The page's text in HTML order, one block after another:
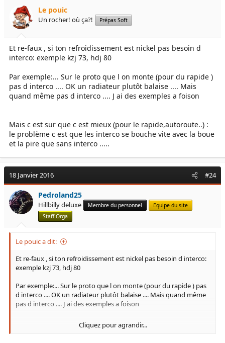
Surtout dans le cas du 3.3 TD qui n'est pas du tout fait pour le
haut regime , ou il est tres mediocre par la même occasion ...
En plus avec un compresseur , plus besoin d'IC !
Le pouic
Un rocher! où ça?! Prépas Soft
Et re-faux , si ton refroidissement est nickel pas besoin d
interco: exemple kzj 73, hdj 80
Par exemple:... Sur le proto que l on monte (pour du rapide )
pas d interco .... OK un radiateur plutôt balaise .... Mais
quand même pas d interco .... J ai des exemples a foison
Mais c est sur que c est mieux (pour le rapide,autoroute..) :
le problème c est que les interco se bouche vite avec la boue
et la pire que sans interco .....
18 Janvier 2016 #24
Pedroland25
Hillbilly deluxe Membre du personnel
Equipe du site
Staff Orga
Le pouic a dit:
Et re-faux , si ton refroidissement est nickel pas besoin d interco:
exemple kzj 73, hdj 80
Par exemple:... Sur le proto que l on monte (pour du rapide ) pas
d interco .... OK un radiateur plutôt balaise .... Mais quand même
pas d interco .... J ai des exemples a foison
Mais c est sur que c est mieux (pour le rapide,autoroute..) : le
Cliquez pour agrandir...